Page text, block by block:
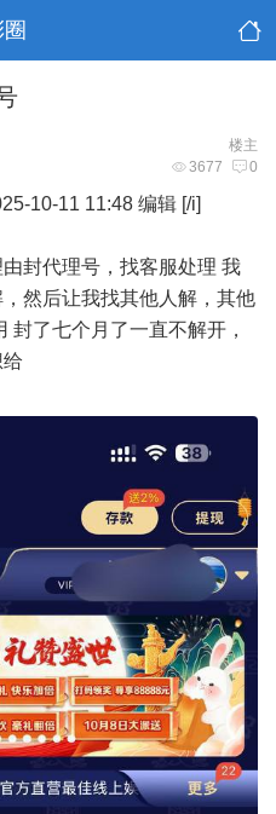
楼主
3677 0
10-11 11:48 编辑 [/i]
封代理号，找客服处理 我
然后让我找其他人解，其他
封了七个月了一直不解开，
给